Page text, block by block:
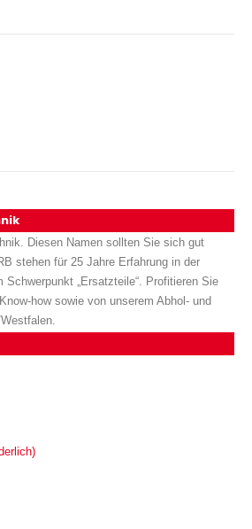
Diesen Namen sollten Sie sich gut
stehen für 25 Jahre Erfahrung in der
Schwerpunkt „Ersatzteile“. Profitieren Sie
how sowie von unserem Abhol- und